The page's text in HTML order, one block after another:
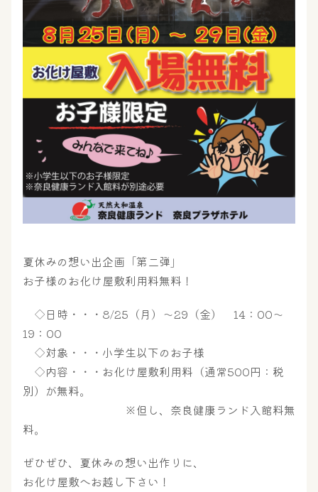
屋内レジャープール
奈良わんぱくランド
はしゃきっズ
夏休みの想い出企画「第二弾」
お子様のお化け屋敷利用料無料！
◇日時・・・8/25（月）～29（金） 14：00～
19：00
◇対象・・・小学生以下のお子様
◇内容・・・お化け屋敷利用料（通常500円：税
別）が無料。
※但し、奈良健康ランド入館料無
料。
ぜひぜひ、夏休みの想い出作りに、
お化け屋敷へお越し下さい！